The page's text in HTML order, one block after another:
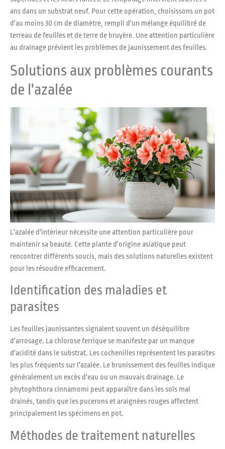
ans dans un substrat neuf. Pour cette opération, choisissons un pot
d'au moins 30 cm de diamètre, rempli d'un mélange équilibré de
terreau de feuilles et de terre de bruyère. Une attention particulière
au drainage prévient les problèmes de jaunissement des feuilles.
Solutions aux problèmes courants
de l'azalée
L'azalée d'intérieur nécessite une attention particulière pour
maintenir sa beauté. Cette plante d'origine asiatique peut
rencontrer différents soucis, mais des solutions naturelles existent
pour les résoudre efficacement.
Identification des maladies et
parasites
Les feuilles jaunissantes signalent souvent un déséquilibre
d'arrosage. La chlorose ferrique se manifeste par un manque
d'acidité dans le substrat. Les cochenilles représentent les parasites
les plus fréquents sur l'azalée. Le brunissement des feuilles indique
généralement un excès d'eau ou un mauvais drainage. Le
phytophthora cinnamomi peut apparaître dans les sols mal
drainés, tandis que les pucerons et araignées rouges affectent
principalement les spécimens en pot.
Méthodes de traitement naturelles